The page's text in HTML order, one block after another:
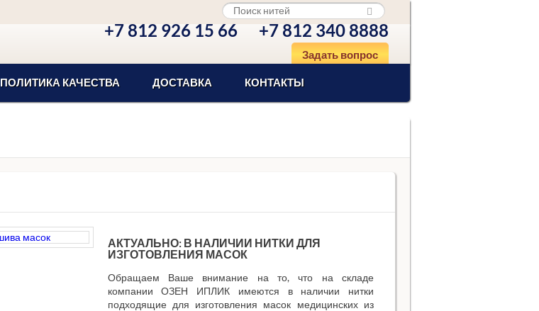
+7 812 926 15 66 +7 812 340 8888
Задать вопрос
ПОЛИТИКА КАЧЕСТВА ДОСТАВКА КОНТАКТЫ
АКТУАЛЬНО: В НАЛИЧИИ НИТКИ ДЛЯ
ИЗГОТОВЛЕНИЯ МАСОК
Обращаем Ваше внимание на то, что на складе
компании ОЗЕН ИПЛИК имеются в наличии нитки
подходящие для изготовления масок медицинских из